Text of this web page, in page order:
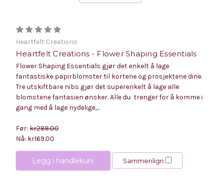
Heartfelt Creations
Heartfelt Creations - Flower Shaping Essentials
Flower Shaping Essentials gjør det enkelt å lage
fantastiske papirblomster til kortene og prosjektene dine.
Tre utskiftbare nibs gjør det superenkelt å lage alle
blomstene fantasien ønsker. Alle du trenger for å komme i
gang med å lage nydelige,...
Før: kr289.00
Nå: kr169.00
Legg i handlekurv Sammenlign